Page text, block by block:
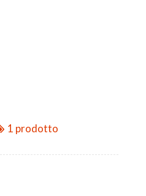
1 prodotto